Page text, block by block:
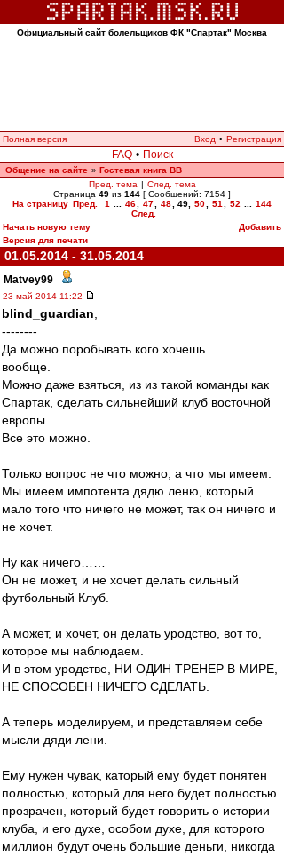
Официальный сайт болельщиков ФК "Спартак" Москва
Полная версия Вход • Регистрация
FAQ • Поиск
Общение на сайте » Гостевая книга ВВ
Пред. тема | След. тема
Страница 49 из 144 [ Сообщений: 7154 ]
На страницу Пред. 1 46 47 48 49 50 51 52
144
След.
Начать новую тему
Добавить
Версия для печати
01.05.2014 - 31.05.2014
Matvey99 -
23 май 2014 11:22
blind_guardian
--------
Да можно поробывать кого хочешь.
вообще.
Можно даже взяться, из из такой команды как
Спартак, сделать сильнейший клуб восточной
европы.
Все это можно.
Только вопрос не что можно, а что мы имеем.
Мы имеем импотента дядю леню, который
мало того что ничего не может, так он ничего и
не хочет.
Ну как ничего……
Он не может, и не хочет делать сильный
футбольный Клуб.
А может, и хочет, он делать уродство, вот то,
которое мы наблюдаем.
И в этом уродстве, НИ ОДИН ТРЕНЕР В МИРЕ,
НЕ СПОСОБЕН НИЧЕГО СДЕЛАТЬ.
А теперь моделируем, и представляем себе
мысли дяди лени.
Ему нужен чувак, каторый ему будет понятен
полностью, который для него будет полностью
прозрачен, который будет говорить о истории
клуба, и его духе, особом духе, для которого
миллион будут очень большие деньги, никогда